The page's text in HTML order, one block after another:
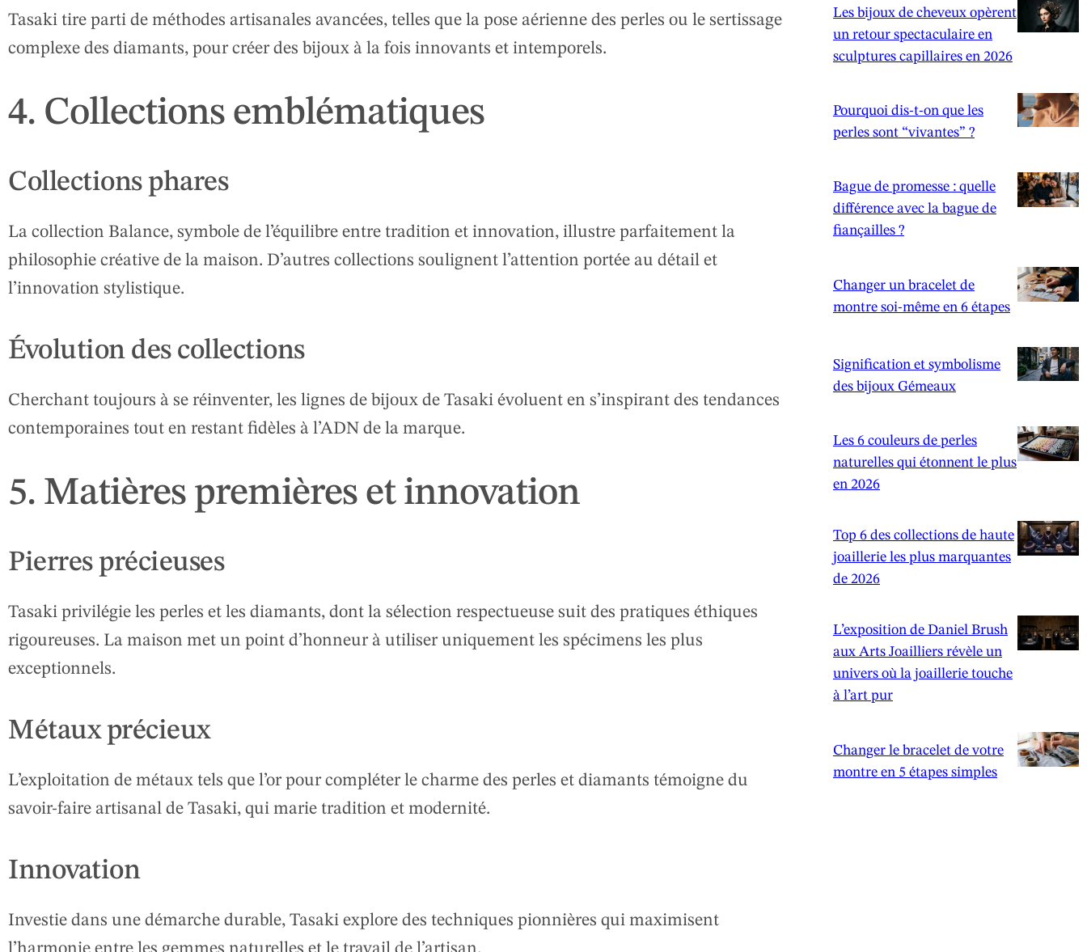
Tasaki tire parti de méthodes artisanales avancées, telles que la pose aérienne des perles ou le sertissage
complexe des diamants, pour créer des bijoux à la fois innovants et intemporels.
4. Collections emblématiques
Collections phares
La collection Balance, symbole de l’équilibre entre tradition et innovation, illustre parfaitement la
philosophie créative de la maison. D’autres collections soulignent l’attention portée au détail et
l’innovation stylistique.
Évolution des collections
Cherchant toujours à se réinventer, les lignes de bijoux de Tasaki évoluent en s’inspirant des tendances
contemporaines tout en restant fidèles à l’ADN de la marque.
5. Matières premières et innovation
Pierres précieuses
Tasaki privilégie les perles et les diamants, dont la sélection respectueuse suit des pratiques éthiques
rigoureuses. La maison met un point d’honneur à utiliser uniquement les spécimens les plus
exceptionnels.
Métaux précieux
L’exploitation de métaux tels que l’or pour compléter le charme des perles et diamants témoigne du
savoir-faire artisanal de Tasaki, qui marie tradition et modernité.
Innovation
Investie dans une démarche durable, Tasaki explore des techniques pionnières qui maximisent
Les bijoux de cheveux opèrent
un retour spectaculaire en
sculptures capillaires en 2026
Pourquoi dis-t-on que les
perles sont “vivantes” ?
Bague de promesse : quelle
différence avec la bague de
fiançailles ?
Changer un bracelet de
montre soi-même en 6 étapes
Signification et symbolisme
des bijoux Gémeaux
Les 6 couleurs de perles
naturelles qui étonnent le plus
en 2026
Top 6 des collections de haute
joaillerie les plus marquantes
de 2026
L’exposition de Daniel Brush
aux Arts Joailliers révèle un
univers où la joaillerie touche
à l’art pur
Changer le bracelet de votre
montre en 5 étapes simples